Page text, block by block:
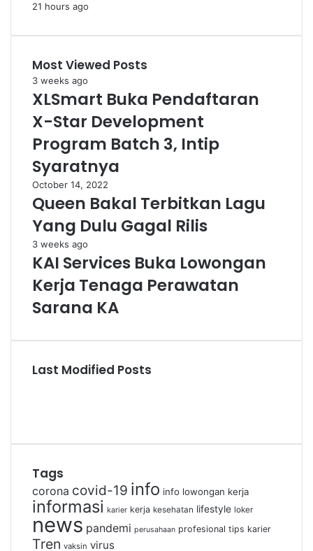
21 hours ago
Most Viewed Posts
3 weeks ago
XLSmart Buka Pendaftaran
X-Star Development
Program Batch 3, Intip
Syaratnya
October 14, 2022
Queen Bakal Terbitkan Lagu
Yang Dulu Gagal Rilis
3 weeks ago
KAI Services Buka Lowongan
Kerja Tenaga Perawatan
Sarana KA
Last Modified Posts
Tags
corona covid-19 info info lowongan kerja
informasi karier kerja kesehatan lifestyle loker
news pandemi perusahaan profesional tips karier
Tren vaksin virus